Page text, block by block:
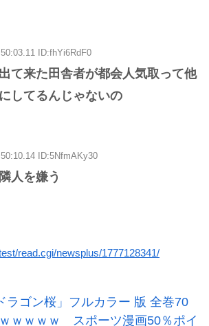
ID:fhYi6RdF0
て来た田舎者が都会人気取って他
してるんじゃないの
ID:5NfmAKy30
人を嫌う
read.cgi/newsplus/1777128341/
ラゴン桜」フルカラー 版 全巻70
ｗｗｗｗ スポーツ漫画50％ポイ